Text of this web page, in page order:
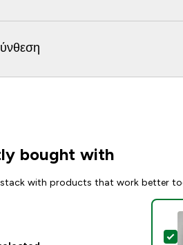
bought with
with products that work better